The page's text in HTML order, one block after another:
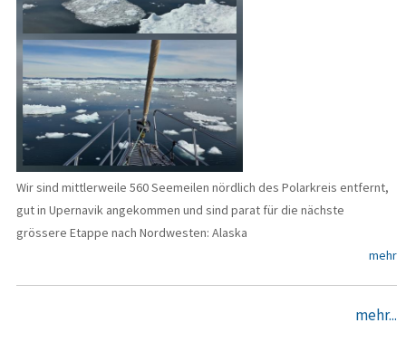
Wir sind mittlerweile 560 Seemeilen nördlich des Polarkreis entfernt,
gut in Upernavik angekommen und sind parat für die nächste
grössere Etappe nach Nordwesten: Alaska
mehr
mehr...